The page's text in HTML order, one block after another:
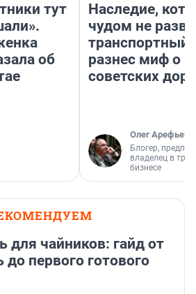
тут
об
Наследие,
чудом не
транспортный
разнес миф о
советских
Олег Арефьев
Блогер,
владелец в
бизнесе
для чайников: гайд от
до первого готового